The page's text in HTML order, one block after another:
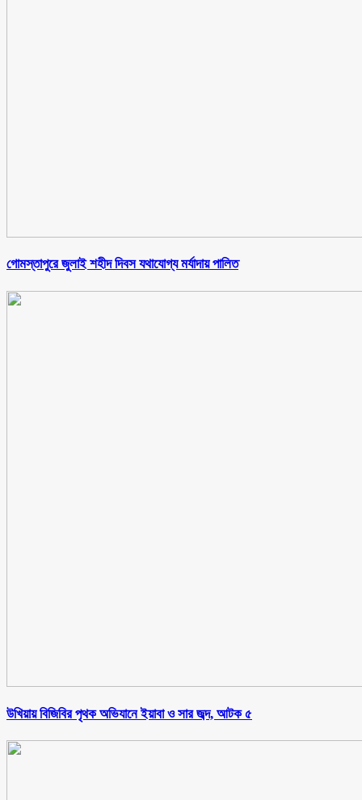
গোমস্তাপুরে জুলাই শহীদ দিবস যথাযোগ্য মর্যাদায় পালিত
উখিয়ায় বিজিবির পৃথক অভিযানে ইয়াবা ও সার জব্দ, আটক ৫